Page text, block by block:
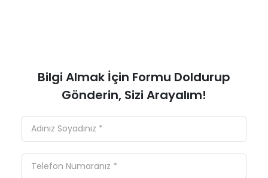
Bilgi Almak İçin Formu Doldurup
Gönderin, Sizi Arayalım!